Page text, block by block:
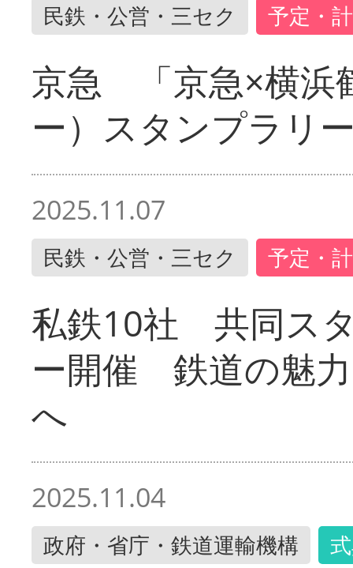
民鉄・公営・三セク 予定・
京急 「京急×横浜
ー）スタンプラリ
2025.11.07
民鉄・公営・三セク 予定・
私鉄10社 共同ス
ー開催 鉄道の魅
へ
2025.11.04
政府・省庁・鉄道運輸機構